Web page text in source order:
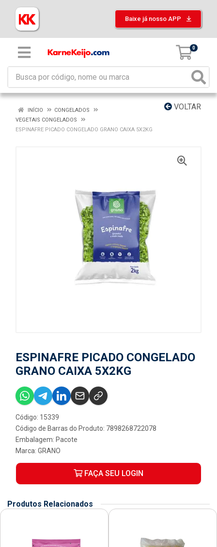
Baixe já nosso APP
0
VOLTAR
INÍCIO
CONGELADOS
VEGETAIS CONGELADOS
ESPINAFRE PICADO CONGELADO GRANO CAIXA 5X2KG
ESPINAFRE PICADO CONGELADO
GRANO CAIXA 5X2KG
Código: 15339
Código de Barras do Produto: 7898268722078
Embalagem: Pacote
Marca: GRANO
FAÇA SEU LOGIN
Produtos Relacionados